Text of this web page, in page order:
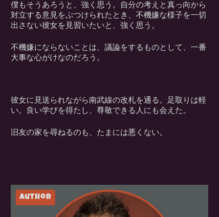
僕もそうあろうと、強く思う。自分の考えと真っ向から
対立する意見をぶつけられたとき、不機嫌な様子を一切
出さない彼女を見習いたいと、強く思う。
不機嫌にならないことは、議論をするものとして、一番
大事な心がけなのだろう。
彼女に見送られながら南武線の改札を通る。足取りは軽
い。良い学びを得たし、尊敬できる人にも会えた。
旧友の家を尋ねるのも、たまには悪くない。
author